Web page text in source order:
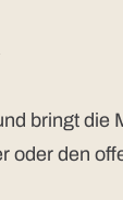
bringt die
oder den